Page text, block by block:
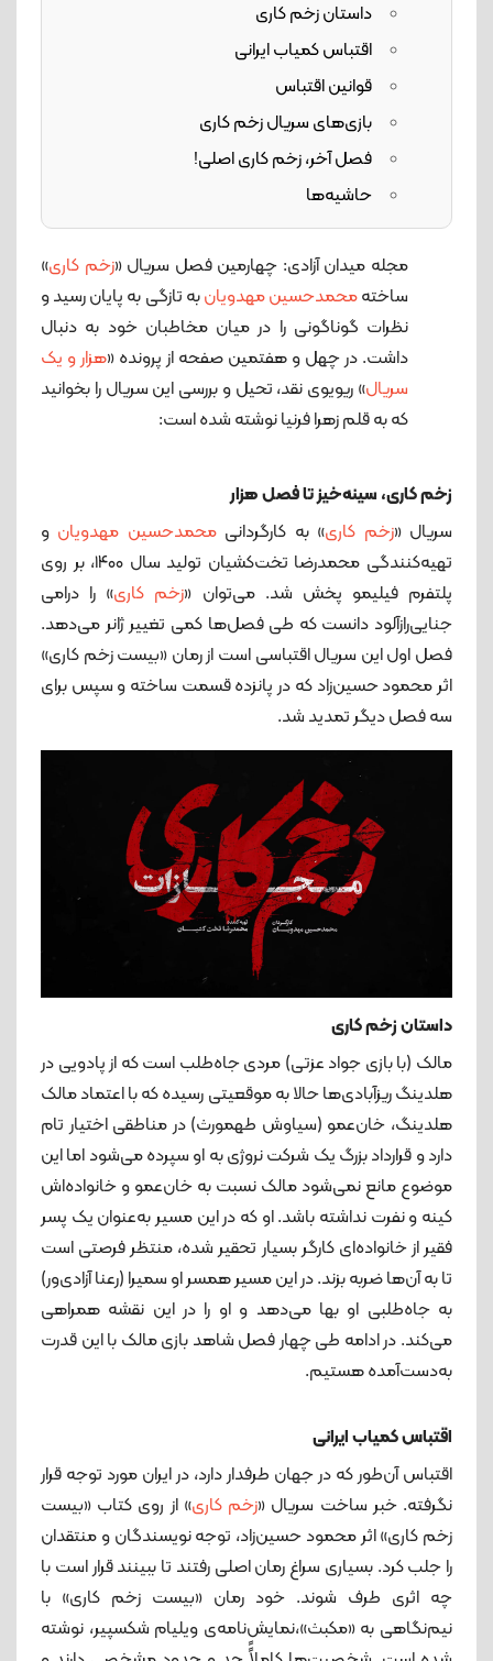
داستان زخم کاری
اقتباس کمیاب ایرانی
قوانین اقتباس
بازی‌های سریال زخم‌ کاری
فصل آخر، زخم کاری اصلی!
حاشیه‌ها
مجله میدان آزادی: چهارمین فصل سریال «زخم کاری»
ساختهمحمدحسین مهدویانبه تازگی به پایان رسید و
نظرات گوناگونی را در میان مخاطبان خود به دنبال
داشت. در چهل و هفتمین صفحه از پرونده «هزار و یک
سریال» ریویوی نقد، تحیل و بررسی این سریال را بخوانید
که به قلم زهرا فرنیا نوشته شده است:
زخم کاری، سینه‌خیز تا فصل هزار
سریال «زخم کاری» به کارگردانیمحمدحسین مهدویان و
تهیه‌کنندگی محمدرضا تخت‌کشیان تولید سال ۱۴۰۰، بر روی
پلتفرم فیلیمو پخش شد. می‌توان «زخم کاری» را درامی
جنایی‌رازآلود دانست که طی فصل‌ها کمی تغییر ژانر می‌دهد.
فصل اول این سریال اقتباسی است از رمان «بیست زخم کاری»
اثر محمود حسین‌زاد که در پانزده قسمت ساخته و سپس برای
سه فصل دیگر تمدید شد.
داستان زخم کاری
مالک (با بازی جواد عزتی) مردی جاه‌طلب است که از پادویی در
هلدینگ ریزآبادی‌ها حالا به موقعیتی رسیده که با اعتماد مالک
هلدینگ، خان‌عمو (سیاوش طهمورث) در مناطقی اختیار تام
دارد و قرارداد بزرگ یک شرکت نروژی به او سپرده می‌شود اما این
موضوع مانع نمی‌شود مالک نسبت به خان‌عمو و خانواده‌اش
کینه و نفرت نداشته باشد. او که در این مسیر به‌عنوان یک پسر
فقیر از خانواده‌ای کارگر بسیار تحقیر شده، منتظر فرصتی است
تا به آن‌ها ضربه بزند. در این مسیر همسر او سمیرا (رعنا آزادی‌ور)
به جاه‌طلبی او بها می‌دهد و او را در این نقشه همراهی
می‌کند. در ادامه طی چهار فصل شاهد بازی مالک با این قدرت
به‌دست‌آمده هستیم.
اقتباس کمیاب ایرانی
اقتباس آن‌طور که در جهان طرفدار دارد، در ایران مورد توجه قرار
نگرفته. خبر ساخت سریال «زخم کاری» از روی کتاب «بیست
زخم کاری» اثر محمود حسین‌زاد، توجه نویسندگان و منتقدان
را جلب کرد. بسیاری سراغ رمان اصلی رفتند تا ببینند قرار است با
چه اثری طرف شوند. خود رمان «بیست زخم کاری» با
نیم‌نگاهی به «مکبث»،نمایش‌نامه‌ی ویلیام شکسپیر، نوشته